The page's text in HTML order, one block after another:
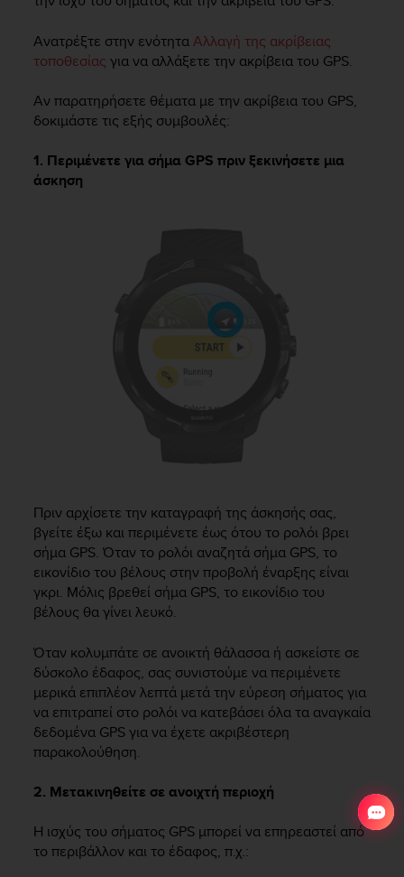
Ανατρέξτε στην ενότηταΑλλαγή της ακρίβειας
τοποθεσίας για να αλλάξετε την ακρίβεια του GPS.
Αν παρατηρήσετε θέματα με την ακρίβεια του GPS,
δοκιμάστε τις εξής συμβουλές:
1. Περιμένετε για σήμα GPS πριν ξεκινήσετε μια
άσκηση
Πριν αρχίσετε την καταγραφή της άσκησής σας,
βγείτε έξω και περιμένετε έως ότου το ρολόι βρει
σήμα GPS. Όταν το ρολόι αναζητά σήμα GPS, το
εικονίδιο του βέλους στην προβολή έναρξης είναι
γκρι. Μόλις βρεθεί σήμα GPS, το εικονίδιο του
βέλους θα γίνει λευκό.
Όταν κολυμπάτε σε ανοικτή θάλασσα ή ασκείστε σε
δύσκολο έδαφος, σας συνιστούμε να περιμένετε
μερικά επιπλέον λεπτά μετά την εύρεση σήματος για
να επιτραπεί στο ρολόι να κατεβάσει όλα τα αναγκαία
δεδομένα GPS για να έχετε ακριβέστερη
παρακολούθηση.
2. Μετακινηθείτε σε ανοιχτή περιοχή
Η ισχύς του σήματος GPS μπορεί να επηρεαστεί από
το περιβάλλον και το έδαφος, π.χ.: